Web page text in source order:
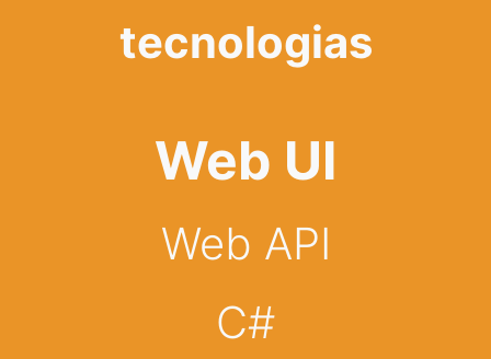
tecnologias
Web UI
Web API
C#